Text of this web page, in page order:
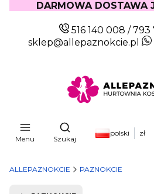
DARMOWA DOSTAWA
516 140 008 /793
sklep@allepaznokcie.pl
Menu
Otwórz wyszukiwarkę
Szukaj
polski zł
ALLEPAZNOKCIE PAZNOKCIE